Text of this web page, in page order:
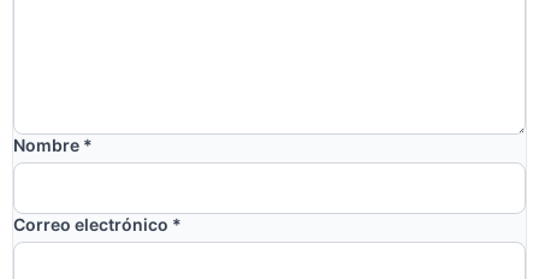
Nombre *
Correo electrónico *